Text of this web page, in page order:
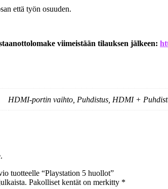
että työn osuuden.
viimeistään tilauksen jälkeen:
HDMI-portin vaihto, Puhdistus, HDMI +
tuotteelle “Playstation 5 huollot”
Pakolliset kentät on merkitty *